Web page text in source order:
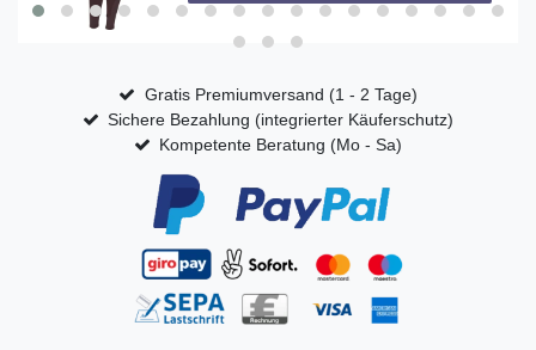
Gratis Premiumversand (1 - 2 Tage)
Sichere Bezahlung (integrierter Käuferschutz)
Kompetente Beratung (Mo - Sa)